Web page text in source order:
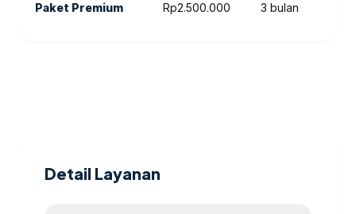
Paket Premium Rp2.500.000 3 bulan
Detail Layanan